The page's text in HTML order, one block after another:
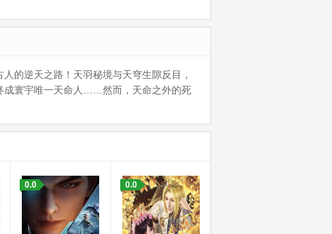
的逆天之路！天羽秘境与天穹生隙反目，
成寰宇唯一天命人……然而，天命之外的死
0.0 0.0